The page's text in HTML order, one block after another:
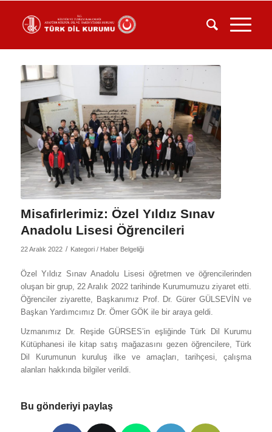
Misafirlerimiz: Özel Yıldız Sınav
Anadolu Lisesi Öğrencileri
22 Aralık 2022 / Kategori / Haber Belgeliği
Özel Yıldız Sınav Anadolu Lisesi öğretmen ve öğrencilerinden
oluşan bir grup, 22 Aralık 2022 tarihinde Kurumumuzu ziyaret etti.
Öğrenciler ziyarette, Başkanımız Prof. Dr. Gürer GÜLSEVİN ve
Başkan Yardımcımız Dr. Ömer GÖK ile bir araya geldi.
Uzmanımız Dr. Reşide GÜRSES’in eşliğinde Türk Dil Kurumu
Kütüphanesi ile kitap satış mağazasını gezen öğrencilere, Türk
Dil Kurumunun kuruluş ilke ve amaçları, tarihçesi, çalışma
alanları hakkında bilgiler verildi.
Bu gönderiyi paylaş